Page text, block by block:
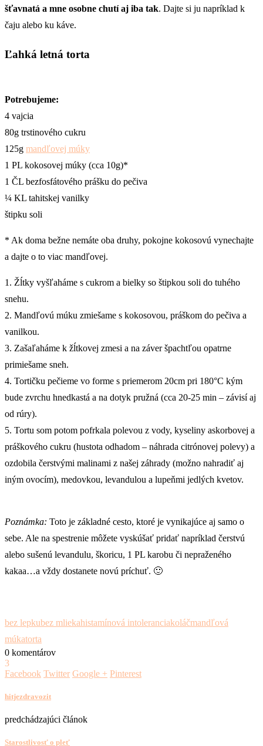
šťavnatá a mne osobne chutí aj iba tak. Dajte si ju napríklad k
čaju alebo ku káve.
Ľahká letná torta
Potrebujeme:
4 vajcia
80g trstinového cukru
125g mandľovej múky
1 PL kokosovej múky (cca 10g)*
1 ČL bezfosfátového prášku do pečiva
¼ KL tahitskej vanilky
štipku soli
* Ak doma bežne nemáte oba druhy, pokojne kokosovú vynechajte
a dajte o to viac mandľovej.
1. Žĺtky vyšľaháme s cukrom a bielky so štipkou soli do tuhého
snehu.
2. Mandľovú múku zmiešame s kokosovou, práškom do pečiva a
vanilkou.
3. Zašaľaháme k žĺtkovej zmesi a na záver špachtľou opatrne
primiešame sneh.
4. Tortičku pečieme vo forme s priemerom 20cm pri 180°C kým
bude zvrchu hnedkastá a na dotyk pružná (cca 20-25 min – závisí aj
od rúry).
5. Tortu som potom pofrkala polevou z vody, kyseliny askorbovej a
práškového cukru (hustota odhadom – náhrada citrónovej polevy) a
ozdobila čerstvými malinami z našej záhrady (možno nahradiť aj
iným ovocím), medovkou, levandulou a lupeňmi jedlých kvetov.
Poznámka: Toto je základné cesto, ktoré je vynikajúce aj samo o
sebe. Ale na spestrenie môžete vyskúšať pridať napríklad čerstvú
alebo sušenú levandulu, škoricu, 1 PL karobu či nepraženého
kakaa…a vždy dostanete novú príchuť. 🙂
bez lepkubez mliekahistamínová intoleranciakoláčmandľová
múkatorta
0 komentárov
3
Facebook Twitter Google + Pinterest
hitjezdravozit
predchádzajúci článok
Starostlivosť o pleť